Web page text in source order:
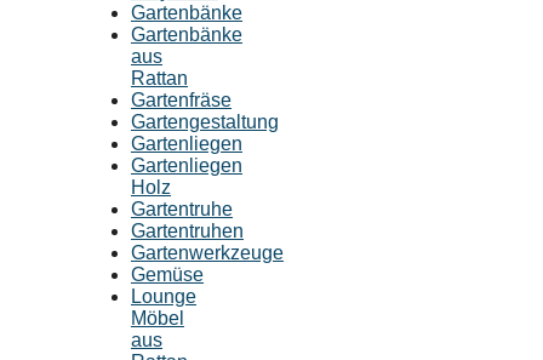
Gartenbänke
Gartenbänke
aus
Rattan
Gartenfräse
Gartengestaltung
Gartenliegen
Gartenliegen
Holz
Gartentruhe
Gartentruhen
Gartenwerkzeuge
Gemüse
Lounge
Möbel
aus